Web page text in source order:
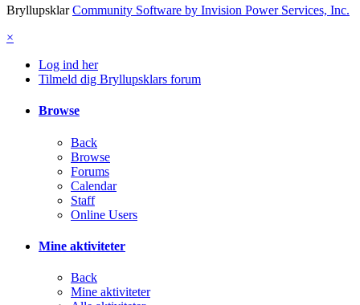
Bryllupsklar Community Software by Invision Power Services, Inc.
×
Log ind her
Tilmeld dig Bryllupsklars forum
Browse
Back
Browse
Forums
Calendar
Staff
Online Users
Mine aktiviteter
Back
Mine aktiviteter